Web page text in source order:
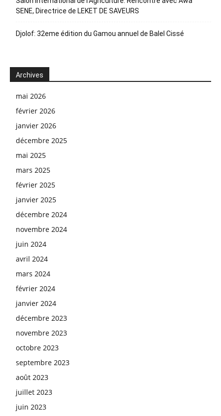
SENE, Directrice de LEKET DE SAVEURS
Djolof: 32eme édition du Gamou annuel de Balel Cissé
Archives
mai 2026
février 2026
janvier 2026
décembre 2025
mai 2025
mars 2025
février 2025
janvier 2025
décembre 2024
novembre 2024
juin 2024
avril 2024
mars 2024
février 2024
janvier 2024
décembre 2023
novembre 2023
octobre 2023
septembre 2023
août 2023
juillet 2023
juin 2023